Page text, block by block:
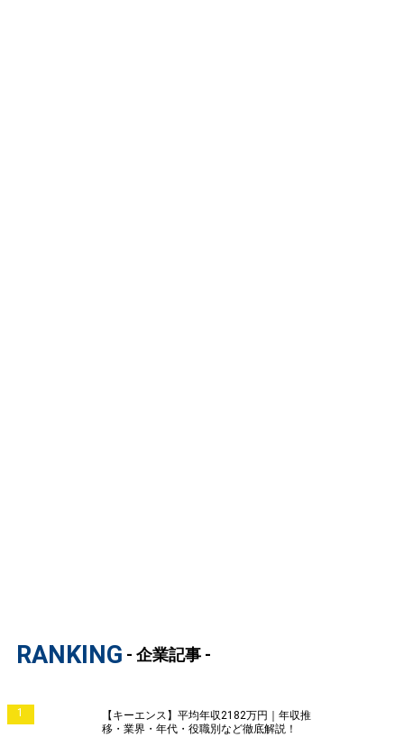
RANKING - 企業記事 -
1
【キーエンス】平均年収2182万円｜年収推
移・業界・年代・役職別など徹底解説！